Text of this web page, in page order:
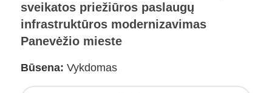
sveikatos priežiūros paslaugų
infrastruktūros modernizavimas
Panevėžio mieste
Būsena: Vykdomas